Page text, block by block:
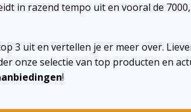
in razend tempo uit en vooral de
3 uit en vertellen je er meer over.
onze selectie van top producten en
!